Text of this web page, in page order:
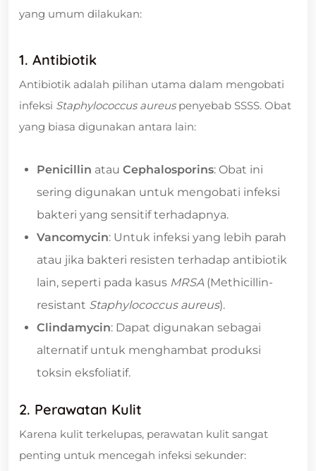
yang umum dilakukan:
1. Antibiotik
Antibiotik adalah pilihan utama dalam mengobati
infeksi Staphylococcus aureuspenyebab SSSS. Obat
yang biasa digunakan antara lain:
Penicillin atau Cephalosporins: Obat ini
sering digunakan untuk mengobati infeksi
bakteri yang sensitif terhadapnya.
Vancomycin: Untuk infeksi yang lebih parah
atau jika bakteri resisten terhadap antibiotik
lain, seperti pada kasus MRSA (Methicillin-
resistant Staphylococcus aureus).
Clindamycin: Dapat digunakan sebagai
alternatif untuk menghambat produksi
toksin eksfoliatif.
2. Perawatan Kulit
Karena kulit terkelupas, perawatan kulit sangat
penting untuk mencegah infeksi sekunder: